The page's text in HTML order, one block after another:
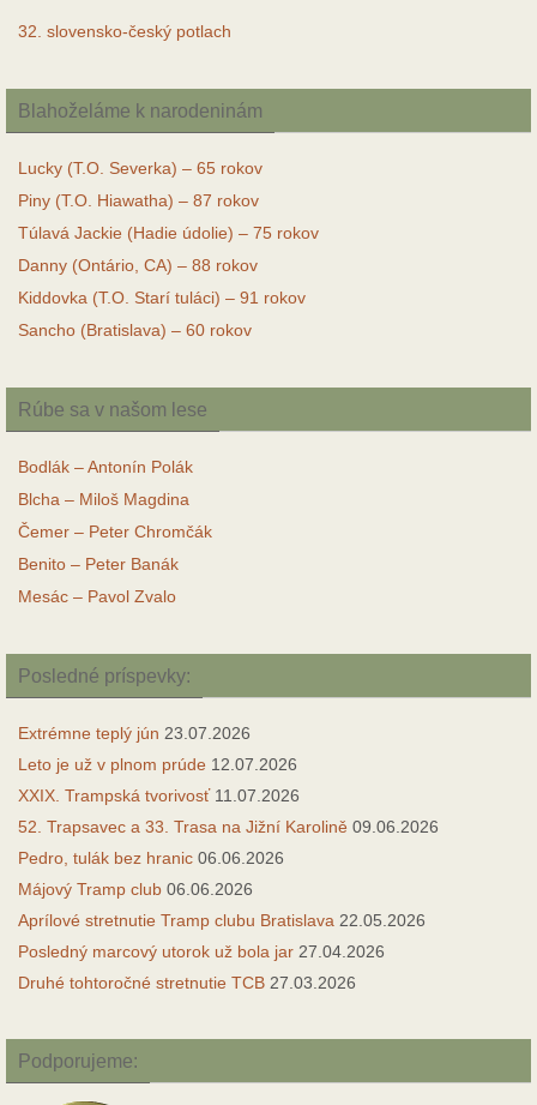
32. slovensko-český potlach
Blahoželáme k narodeninám
Lucky (T.O. Severka) – 65 rokov
Piny (T.O. Hiawatha) – 87 rokov
Túlavá Jackie (Hadie údolie) – 75 rokov
Danny (Ontário, CA) – 88 rokov
Kiddovka (T.O. Starí tuláci) – 91 rokov
Sancho (Bratislava) – 60 rokov
Rúbe sa v našom lese
Bodlák – Antonín Polák
Blcha – Miloš Magdina
Čemer – Peter Chromčák
Benito – Peter Banák
Mesác – Pavol Zvalo
Posledné príspevky:
Extrémne teplý jún 23.07.2026
Leto je už v plnom prúde 12.07.2026
XXIX. Trampská tvorivosť 11.07.2026
52. Trapsavec a 33. Trasa na Jižní Karolině 09.06.2026
Pedro, tulák bez hranic 06.06.2026
Májový Tramp club 06.06.2026
Aprílové stretnutie Tramp clubu Bratislava 22.05.2026
Posledný marcový utorok už bola jar 27.04.2026
Druhé tohtoročné stretnutie TCB 27.03.2026
Podporujeme: